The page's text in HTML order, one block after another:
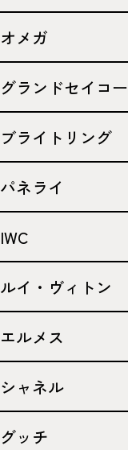
オメガ
グランドセイコー
ブライトリング
パネライ
IWC
ルイ・ヴィトン
エルメス
シャネル
グッチ